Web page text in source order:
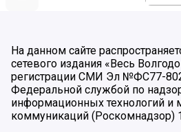
На данном сайте
сетевого издания «Весь
регистрации СМИ Эл №ФС77-
Федеральной службой по
информационных технологий и
коммуникаций (Роскомнадзор)